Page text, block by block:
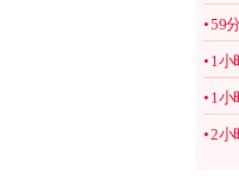
59
1小
1小
2小